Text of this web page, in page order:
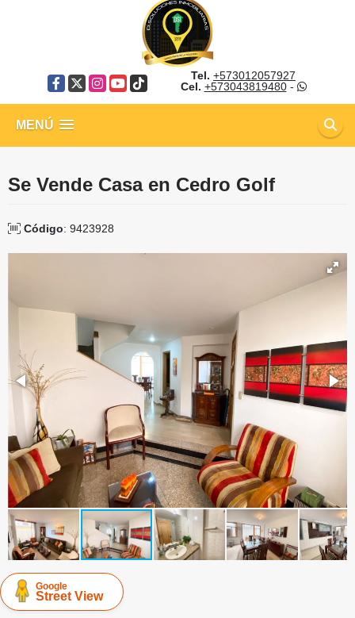
Facebook
X Instagram
YouTube
TikTok
Tel. +573012057927
Cel. +573043819480-
MENÚ
Se Vende Casa en Cedro Golf
Código: 9423928
Google
Street View